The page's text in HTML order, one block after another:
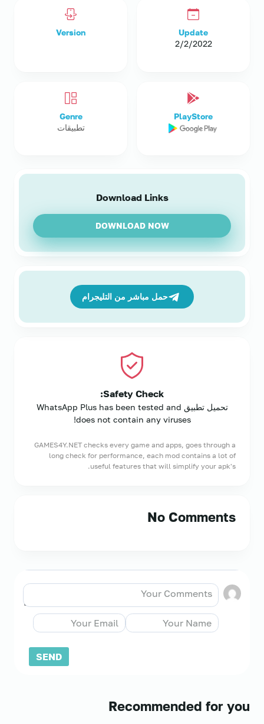
Version
Update
2/2/2022
Genre
تطبيقات
PlayStore
Download Links
DOWNLOAD NOW
حمل مباشر من التليجرام
Safety Check:
تحميل تطبيق WhatsApp Plus has been tested and
does not contain any viruses!
GAMES4Y.NET checks every game and apps, goes through a
long check for performance, each mod contains a lot of
useful features that will simplify your apk's.
No Comments
Recommended for you